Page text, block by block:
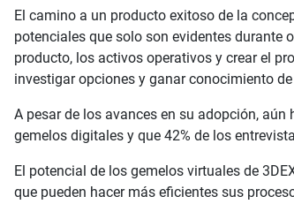
El camino a un producto exitoso de la
potenciales que solo son evidentes durante
producto, los activos operativos y crear el
investigar opciones y ganar conocimiento
A pesar de los avances en su adopción,
gemelos digitales y que 42% de los
El potencial de los gemelos virtuales de
que pueden hacer más eficientes sus